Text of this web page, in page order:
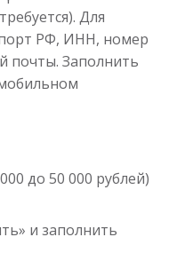
до50 000₽
Для
РФ, ИНН, номер
почты. Заполнить
до 50 000 рублей)
и заполнить